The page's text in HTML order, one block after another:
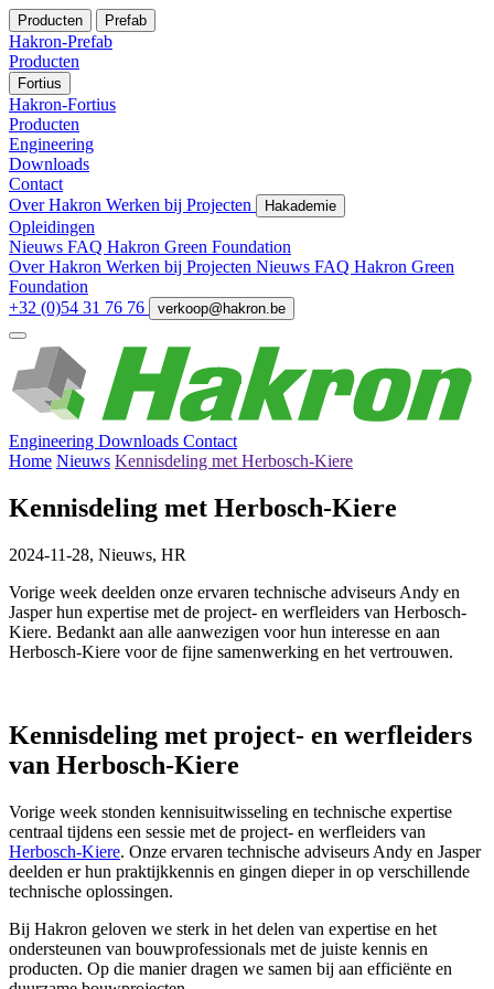
Producten Prefab
Hakron-Prefab
Producten
Fortius
Hakron-Fortius
Producten
Engineering
Downloads
Contact
Over Hakron Werken bij Projecten Hakademie
Opleidingen
Nieuws FAQ Hakron Green Foundation
Over Hakron Werken bij Projecten Nieuws FAQ Hakron Green
Foundation
+32 (0)54 31 76 76
verkoop@hakron.be
Engineering Downloads Contact
Home Nieuws Kennisdeling met Herbosch-Kiere
Kennisdeling met Herbosch-Kiere
2024-11-28, Nieuws, HR
Vorige week deelden onze ervaren technische adviseurs Andy en
Jasper hun expertise met de project- en werfleiders van Herbosch-
Kiere. Bedankt aan alle aanwezigen voor hun interesse en aan
Herbosch-Kiere voor de fijne samenwerking en het vertrouwen.
Kennisdeling met project- en werfleiders
van Herbosch-Kiere
Vorige week stonden kennisuitwisseling en technische expertise
centraal tijdens een sessie met de project- en werfleiders van
Herbosch-Kiere. Onze ervaren technische adviseurs Andy en Jasper
deelden er hun praktijkkennis en gingen dieper in op verschillende
technische oplossingen.
Bij Hakron geloven we sterk in het delen van expertise en het
ondersteunen van bouwprofessionals met de juiste kennis en
producten. Op die manier dragen we samen bij aan efficiënte en